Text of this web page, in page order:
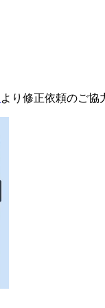
より修正依頼のご協